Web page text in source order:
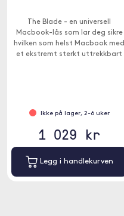
The Blade - en universell
Macbook-lås som lar deg sikre
hvilken som helst Macbook med
et ekstremt sterkt uttrekkbart
Ikke på lager, 2-6 uker
1 029 kr
Legg i handlekurven